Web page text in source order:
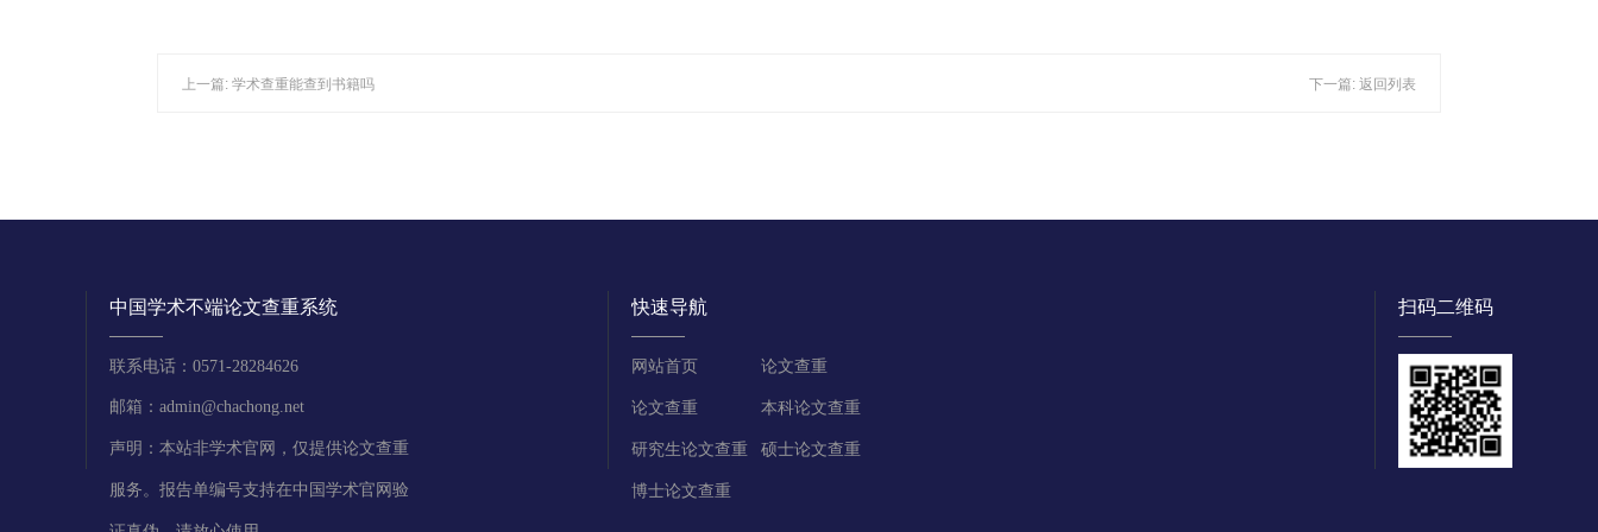
上一篇: 学术查重能查到书籍吗 下一篇: 返回列表
中国学术不端论文查重系统
联系电话：0571-28284626
邮箱：admin@chachong.net
声明：本站非学术官网，仅提供论文查重
服务。报告单编号支持在中国学术官网验
快速导航 扫码二维码
网站首页 论文查重
论文查重 本科论文查重
研究生论文查重 硕士论文查重
博士论文查重